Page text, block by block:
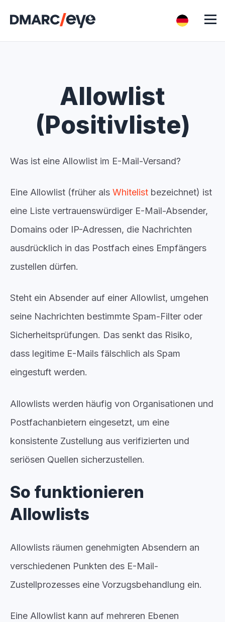
Allowlist
(Positivliste)
Was ist eine Allowlist im E-Mail-Versand?
Eine Allowlist (früher als Whitelist bezeichnet) ist
eine Liste vertrauenswürdiger E-Mail-Absender,
Domains oder IP-Adressen, die Nachrichten
ausdrücklich in das Postfach eines Empfängers
zustellen dürfen.
Steht ein Absender auf einer Allowlist, umgehen
seine Nachrichten bestimmte Spam-Filter oder
Sicherheitsprüfungen. Das senkt das Risiko,
dass legitime E-Mails fälschlich als Spam
eingestuft werden.
Allowlists werden häufig von Organisationen und
Postfachanbietern eingesetzt, um eine
konsistente Zustellung aus verifizierten und
seriösen Quellen sicherzustellen.
So funktionieren
Allowlists
Allowlists räumen genehmigten Absendern an
verschiedenen Punkten des E-Mail-
Zustellprozesses eine Vorzugsbehandlung ein.
Eine Allowlist kann auf mehreren Ebenen